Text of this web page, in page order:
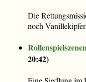
Die
noch
20:42)